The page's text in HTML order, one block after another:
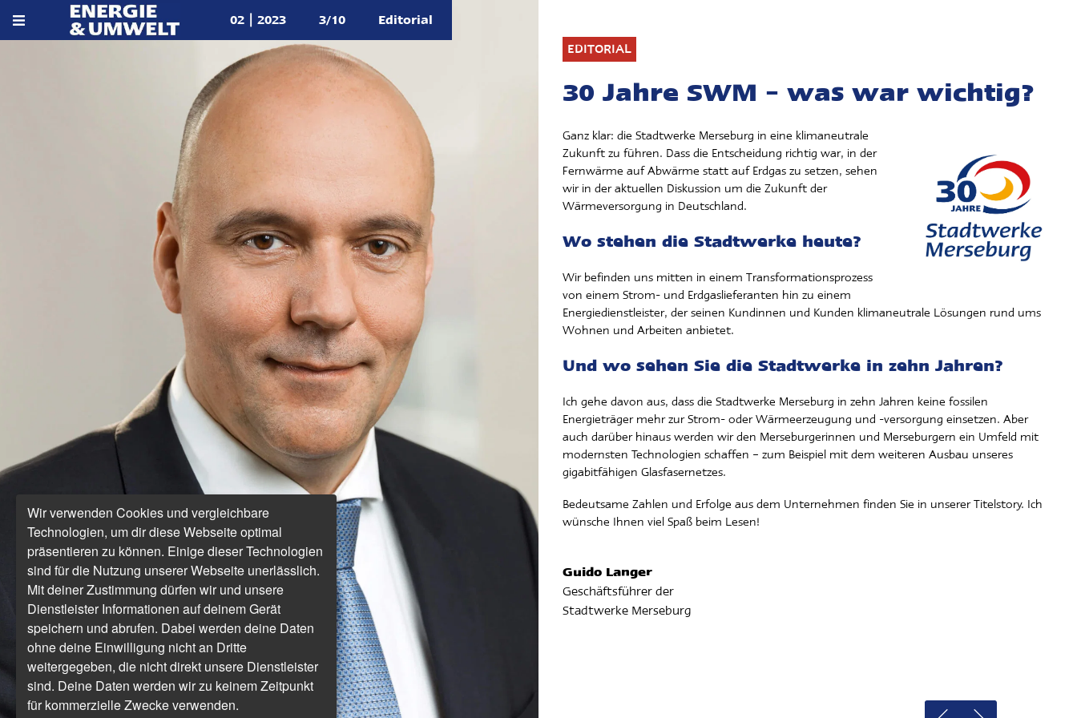
02 | 2023 3/10 Editorial
EDITORIAL
30 Jahre SWM – was war wichtig?
Ganz klar: die Stadtwerke Merseburg in eine klimaneutrale
Zukunft zu führen. Dass die Entscheidung richtig war, in der
Fernwärme auf Abwärme statt auf Erdgas zu setzen, sehen
wir in der aktuellen Diskussion um die Zukunft der
Wärmeversorgung in Deutschland.
Wo stehen die Stadtwerke heute?
Wir befinden uns mitten in einem Transformationsprozess
von einem Strom- und Erdgaslieferanten hin zu einem
Energiedienstleister, der seinen Kundinnen und Kunden klimaneutrale Lösungen rund ums
Wohnen und Arbeiten anbietet.
Und wo sehen Sie die Stadtwerke in zehn Jahren?
Ich gehe davon aus, dass die Stadtwerke Merseburg in zehn Jahren keine fossilen
Energieträger mehr zur Strom- oder Wärmeerzeugung und -versorgung einsetzen. Aber
auch darüber hinaus werden wir den Merseburgerinnen und Merseburgern ein Umfeld mit
modernsten Technologien schaffen – zum Beispiel mit dem weiteren Ausbau unseres
gigabitfähigen Glasfasernetzes.
Bedeutsame Zahlen und Erfolge aus dem Unternehmen finden Sie in unserer Titelstory. Ich
wünsche Ihnen viel Spaß beim Lesen!
Guido Langer
Geschäftsführer der
Stadtwerke Merseburg
Wir verwenden Cookies und vergleichbare
Technologien, um dir diese Webseite optimal
präsentieren zu können. Einige dieser Technologien
sind für die Nutzung unserer Webseite unerlässlich.
Mit deiner Zustimmung dürfen wir und unsere
Dienstleister Informationen auf deinem Gerät
speichern und abrufen. Dabei werden deine Daten
ohne deine Einwilligung nicht an Dritte
weitergegeben, die nicht direkt unsere Dienstleister
sind. Deine Daten werden wir zu keinem Zeitpunkt
für kommerzielle Zwecke verwenden.